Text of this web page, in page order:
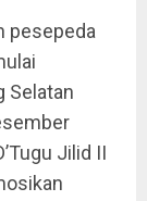
pesepeda
Selatan
Jilid II